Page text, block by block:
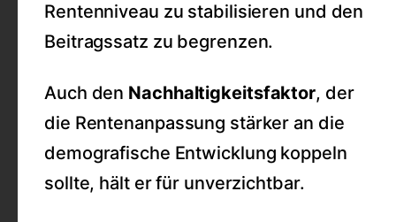
Rentenniveau zu stabilisieren und den
Beitragssatz zu begrenzen.
Auch den Nachhaltigkeitsfaktor, der
die Rentenanpassung stärker an die
demografische Entwicklung koppeln
sollte, hält er für unverzichtbar.